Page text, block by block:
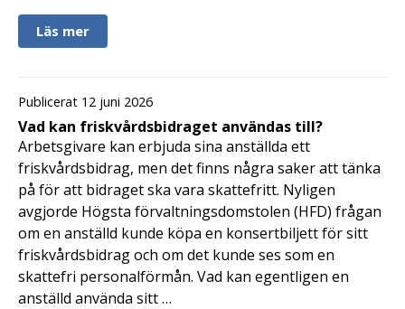
Läs mer
Publicerat 12 juni 2026
Vad kan friskvårdsbidraget användas till?
Arbetsgivare kan erbjuda sina anställda ett
friskvårdsbidrag, men det finns några saker att tänka
på för att bidraget ska vara skattefritt. Nyligen
avgjorde Högsta förvaltningsdomstolen (HFD) frågan
om en anställd kunde köpa en konsertbiljett för sitt
friskvårdsbidrag och om det kunde ses som en
skattefri personalförmån. Vad kan egentligen en
anställd använda sitt …